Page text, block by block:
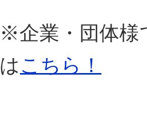
※企業・団体様
はこちら！